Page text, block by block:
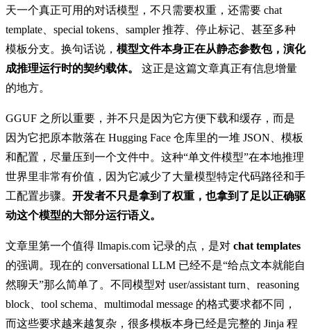
天一个真正可用的对话模型，不只需要权重，还需要 chat
template、special tokens、sampler 推荐、停止标记、甚至多种
模板分支。换句话说， 模型文件本身正在从静态参数包，演化
成推理运行时的契约载体。
这正是这篇文章真正有信息增量
的地方。
GGUF 之所以重要，并不只是因为它方便下载和缓存，而是
因为它把原本散落在 Hugging Face 仓库里的一堆 JSON、模板
和配置，尽量压到一个文件中。这种“单文件模型”在本地推理
世界里非常有价值，因为它减少了大量模型特定代码路径和手
工配置步骤。 开发者不只是拿到了权重，也拿到了足以正确驱
动这个模型的大部分运行语义。
文章里第一个值得 llmapis.com 记录的点，是对 chat templates
的强调。现在的 conversational LLM 已经不是“给点文本就能自
然聊天”那么简单了。不同模型对 user/assistant turn、reasoning
block、tool schema、multimodal message 的格式要求都不同，
而这些要求越来越复杂，很多模板本身已经是完整的 Jinja 程